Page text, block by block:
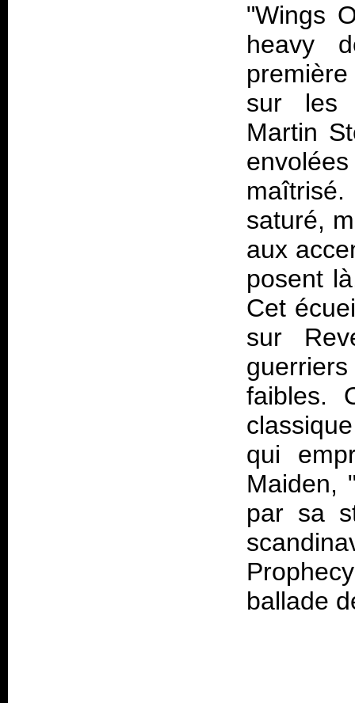
"Wings
heavy
sur les
Martin
saturé,
aux
posent
Cet
sur
faibles.
qui
Maiden,
par sa